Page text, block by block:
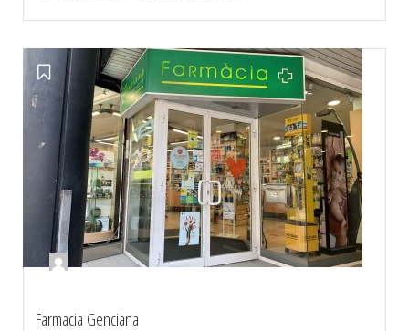
Farmacia Genciana